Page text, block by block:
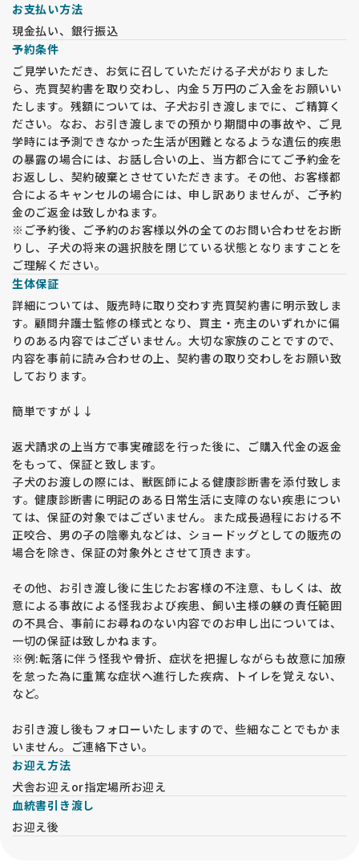
※【子返し】と記載しご紹介する子犬は、原則、両親犬を見学
場所にてご覧いただくことはできません。ドッグショー出陳の
ためにハンドラーにに預託している場合などがあるため、当方
では原則お写真のご案内となり、どうしても実物のご見学を希
望される場合には、ハンドラー宅でのご見学となりますこと、
ご了承ください。
お支払い方法
現金払い、銀行振込
予約条件
ご見学いただき、お気に召していただける子犬がおりました
ら、売買契約書を取り交わし、内金５万円のご入金をお願いい
たします。残額については、子犬お引き渡しまでに、ご精算く
ださい。なお、お引き渡しまでの預かり期間中の事故や、ご見
学時には予測できなかった生活が困難となるような遺伝的疾患
の暴露の場合には、お話し合いの上、当方都合にてご予約金を
お返しし、契約破棄とさせていただきます。その他、お客様都
合によるキャンセルの場合には、申し訳ありませんが、ご予約
金のご返金は致しかねます。
※ご予約後、ご予約のお客様以外の全てのお問い合わせをお断
りし、子犬の将来の選択肢を閉じている状態となりますことを
ご理解ください。
生体保証
詳細については、販売時に取り交わす売買契約書に明示致しま
す。顧問弁護士監修の様式となり、買主・売主のいずれかに偏
りのある内容ではございません。大切な家族のことですので、
内容を事前に読み合わせの上、契約書の取り交わしをお願い致
しております。
簡単ですが↓↓
返犬請求の上当方で事実確認を行った後に、ご購入代金の返金
をもって、保証と致します。
子犬のお渡しの際には、獣医師による健康診断書を添付致しま
す。健康診断書に明記のある日常生活に支障のない疾患につい
ては、保証の対象ではございません。また成長過程における不
正咬合、男の子の陰睾丸などは、ショードッグとしての販売の
場合を除き、保証の対象外とさせて頂きます。
その他、お引き渡し後に生じたお客様の不注意、もしくは、故
意による事故による怪我および疾患、飼い主様の躾の責任範囲
の不具合、事前にお尋ねのない内容でのお申し出については、
一切の保証は致しかねます。
※例:転落に伴う怪我や骨折、症状を把握しながらも故意に加療
を怠った為に重篤な症状へ進行した疾病、トイレを覚えない、
など。
お引き渡し後もフォローいたしますので、些細なことでもかま
いません。ご連絡下さい。
お迎え方法
犬舎お迎えor指定場所お迎え
血統書引き渡し
お迎え後